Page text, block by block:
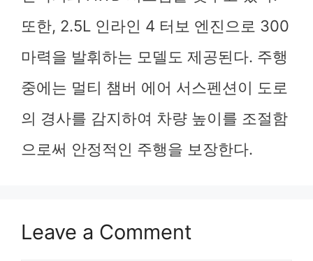
또한, 2.5L 인라인 4 터보 엔진으로 300
마력을 발휘하는 모델도 제공된다. 주행
중에는 멀티 챔버 에어 서스펜션이 도로
의 경사를 감지하여 차량 높이를 조절함
으로써 안정적인 주행을 보장한다.
Leave a Comment